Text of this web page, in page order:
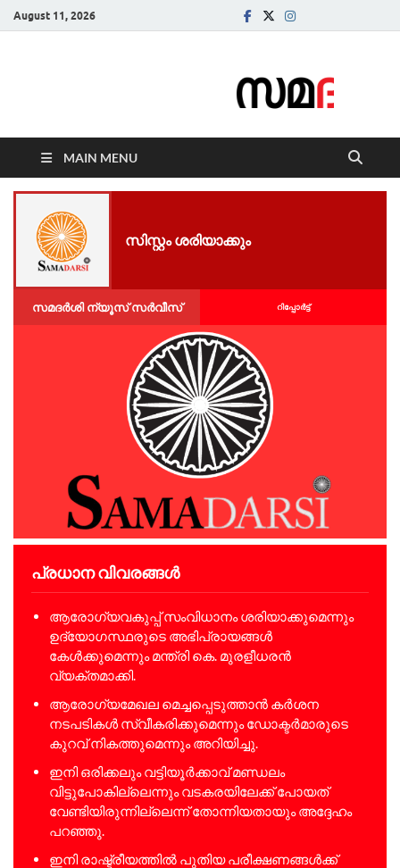
August 11, 2026
MAIN MENU
സിസ്റ്റം ശരിയാക്കും
സമദർശി ന്യൂസ് സർവീസ് റിപ്പോര്‍ട്ട്
പ്രധാന വിവരങ്ങൾ
ആരോഗ്യവകുപ്പ് സംവിധാനം ശരിയാക്കുമെന്നും
ഉദ്യോഗസ്ഥരുടെ അഭിപ്രായങ്ങൾ
കേൾക്കുമെന്നും മന്ത്രി കെ. മുരളീധരൻ
വ്യക്തമാക്കി.
ആരോഗ്യമേഖല മെച്ചപ്പെടുത്താൻ കർശന
നടപടികൾ സ്വീകരിക്കുമെന്നും ഡോക്ടർമാരുടെ
കുറവ് നികത്തുമെന്നും അറിയിച്ചു.
ഇനി ഒരിക്കലും വട്ടിയൂർക്കാവ് മണ്ഡലം
വിട്ടുപോകില്ലെന്നും വടകരയിലേക്ക് പോയത്
വേണ്ടിയിരുന്നില്ലെന്ന് തോന്നിയതായും അദ്ദേഹം
പറഞ്ഞു.
ഇനി രാഷ്ട്രീയത്തിൽ പുതിയ പരീക്ഷണങ്ങൾക്ക്